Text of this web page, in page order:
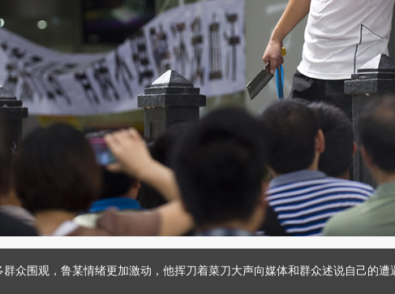
众围观，鲁某情绪更加激动，他挥刀着菜刀大声向媒体和群众述说自己的遭